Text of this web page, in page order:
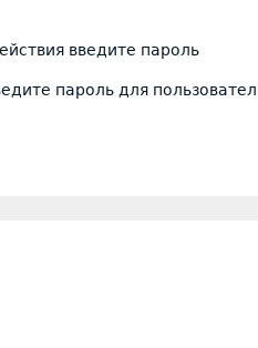
введите пароль
пароль для